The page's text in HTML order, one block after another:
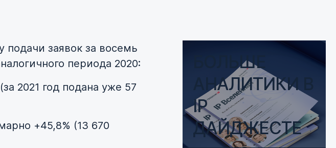
подачи заявок за восемь
периода 2020:
2021 год подана уже 57
+45,8% (13 670
БОЛЬШЕ
АНАЛИТИКИ В
IP
ДАЙДЖЕСТЕ